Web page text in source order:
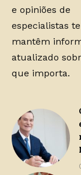
e opiniões de
especialistas te
mantêm
atualizado
que importa.